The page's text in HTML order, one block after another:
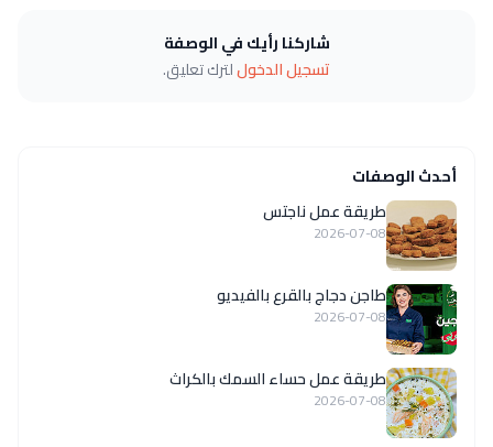
شاركنا رأيك في الوصفة
تسجيل الدخوللترك تعليق.
أحدث الوصفات
طريقة عمل ناجتس
2026-07-08
طاجن دجاج بالقرع بالفيديو
2026-07-08
طريقة عمل حساء السمك بالكراث
2026-07-08